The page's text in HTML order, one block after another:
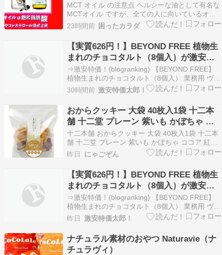
MCT オイル の注意点 ヘルシーな油として有名な
MCTオイル ですが、全ての人に向いているオイ
ルではないということを知っている方は少数派で
す。 私の場合、5年以上ヴィーガンでフィットネ
スクラブ週4日+ウォーキング週3日という生活習
慣の改善にも関わらず、検査で高かったのが、 …
23時間前 困ったカラダ
【実質626円！】BEYOND FREE 植物生
まれのチョコタルト（8個入）が激安特
価！
⇒激安特価！(blogranking) 【BEYOND FREE】
植物生まれのチョコタルト（8個入） 業務用 ヴィ
ーガン ビーガン ベジタリアン インバウンド イン
バウンド対応 小麦不使用 卵不使用 乳不使用 アレ
ルギー アレルギー対応 冷凍 冷凍食品 プラントベ
ース 植物由来…
30時間前 激安特価太郎！
おからクッキー 大袋 40枚入1袋 十二本
舗 十二堂 プレーン 紫いも かぼちゃ コ
コア 紅茶 豆乳 バター不使用 マーガリン
不使用 卵不使用 牛乳不使用 保存料不使
用 香料不使用 砂糖不使用 無添加 低カロ
ット スイーツ
十二本舗 おからクッキー 大袋 40枚入1袋 十二本
舗 十二堂 プレーン 紫いも かぼちゃ ココア 紅茶
豆乳 バター不使用 マーガリン不使用 卵不使用 牛
乳不使用 保存料不使用 香料不使用 砂糖不使用 無
添加 低カロリー 低糖質 ヴィーガン ビーガン ダ
イエット スイーツ 食…
昨日 にゃごぞん
【実質626円！】BEYOND FREE 植物生
まれのチョコタルト（8個入）が激安特
価！
⇒激安特価！(blogranking) 【BEYOND FREE】
植物生まれのチョコタルト（8個入） 業務用 ヴィ
ーガン ビーガン ベジタリアン インバウンド イン
バウンド対応 小麦不使用 卵不使用 乳不使用 アレ
ルギー アレルギー対応 冷凍 冷凍食品 プラントベ
ース 植物由来…
昨日 激安特価太郎！
ナチュラル素材のおやつ Naturavie（ナ
チュラヴィ）